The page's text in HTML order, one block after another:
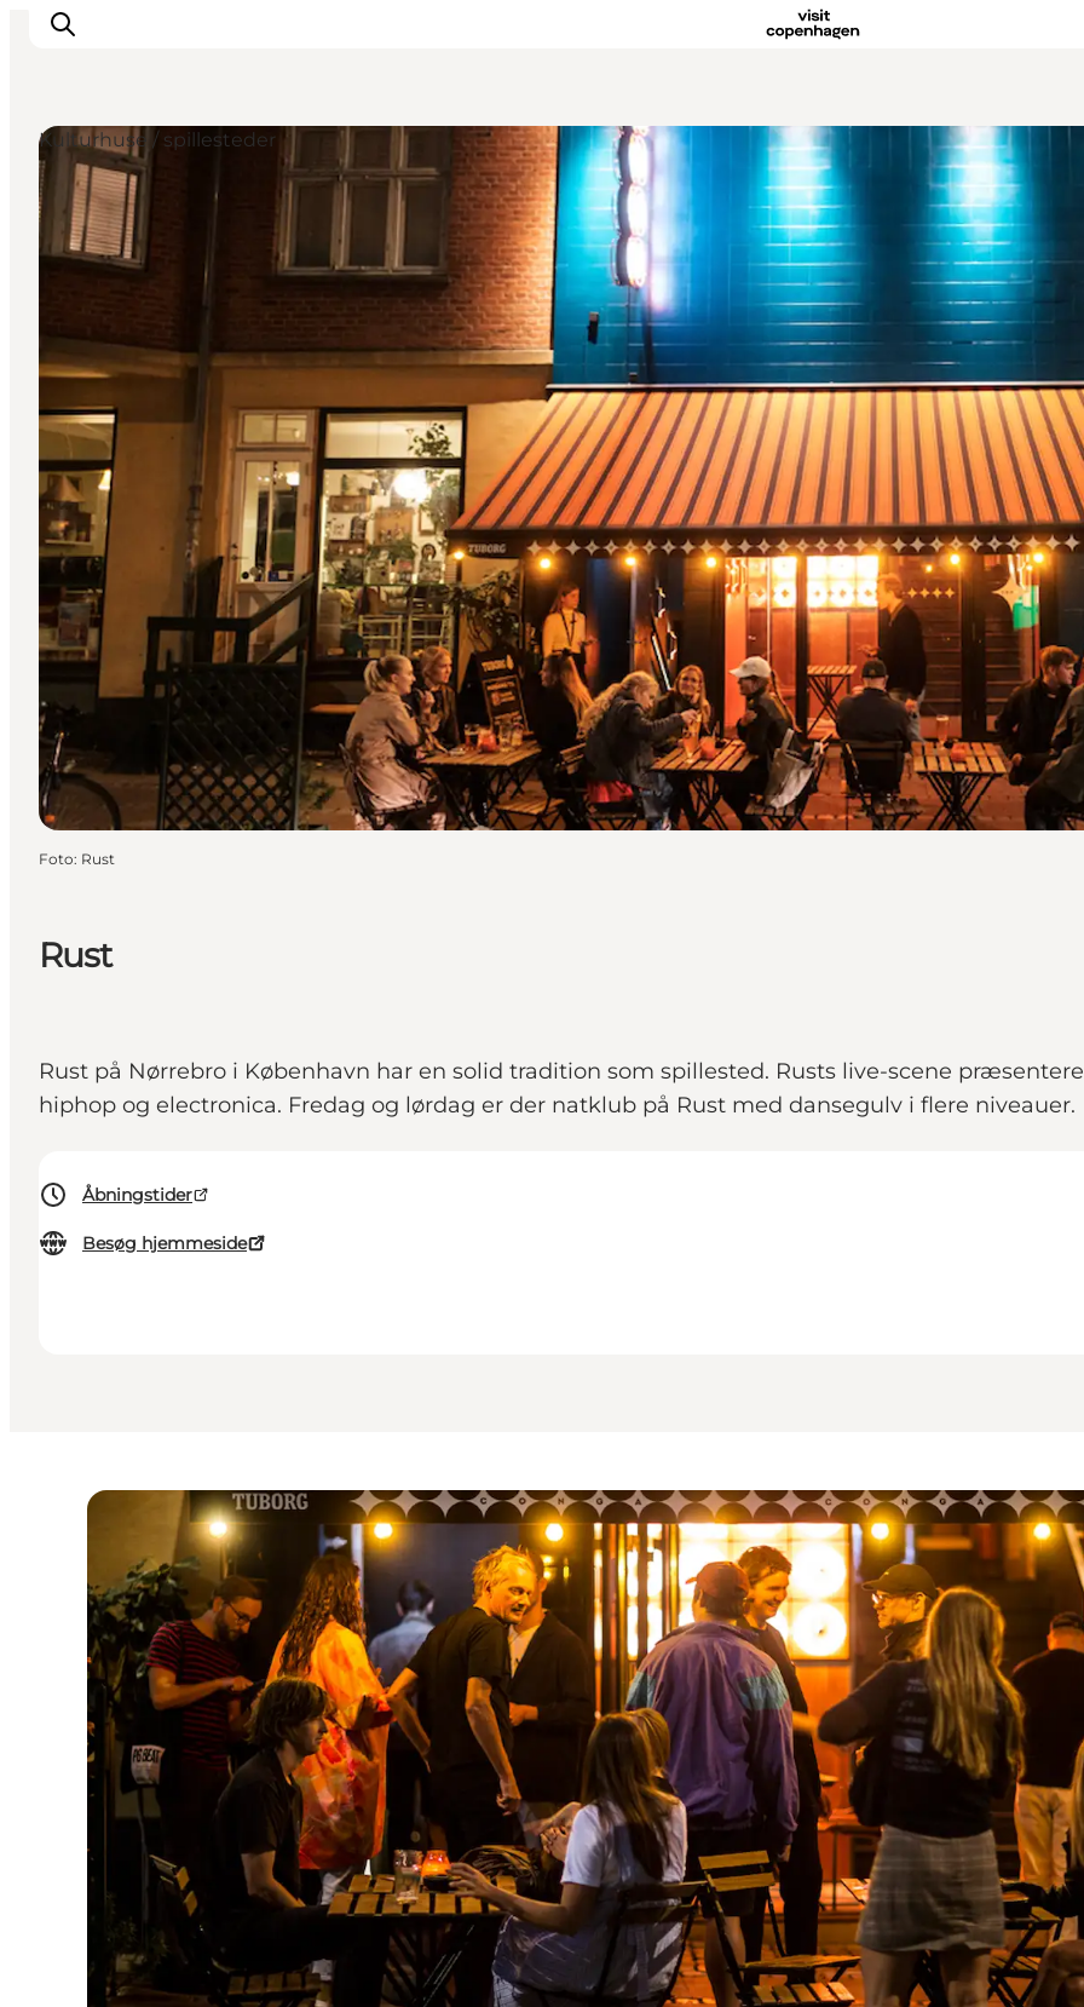
This is Copenhagen
Aktiviteter
Spis & drik
Planlæg din tur
CopenPay
Copenhagen Card
Rust
Rust på Nørrebro i København har en solid tradition som spillested. Rusts live-scene
hiphop og electronica. Fredag og lørdag er der natklub på Rust med dansegulv i flere
Åbningstider
Besøg hjemmeside
Kulturhuse / spillesteder
Foto: Rust